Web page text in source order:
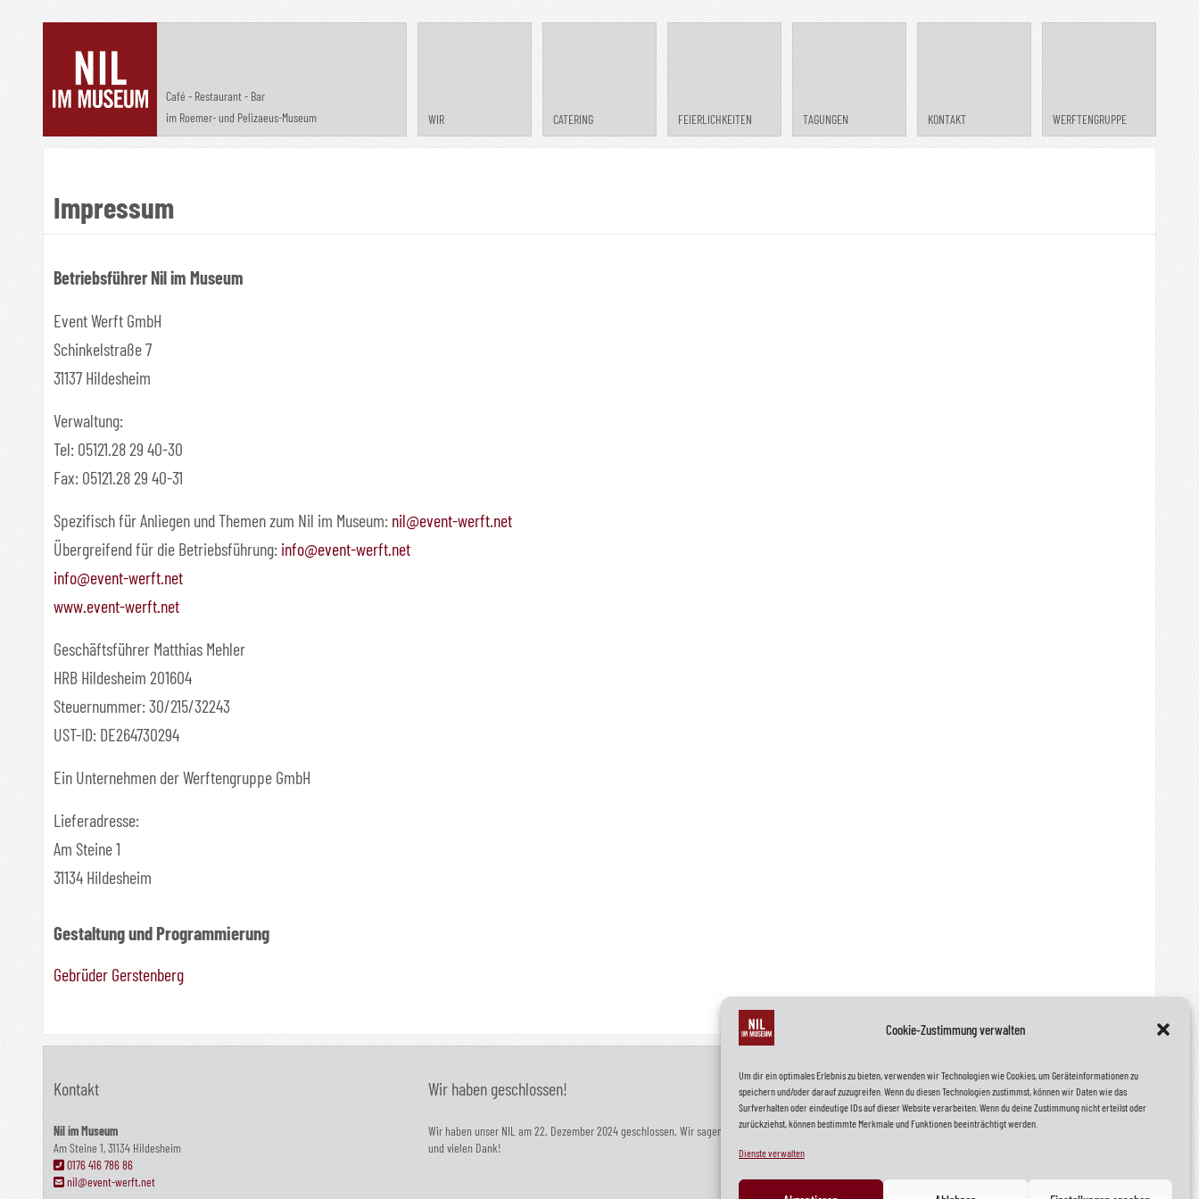
Cookie-Zustimmung verwalten
Um dir ein optimales Erlebnis zu bieten, verwenden wir Technologien wie Cookies, um Geräteinformationen zu
speichern und/oder darauf zuzugreifen. Wenn du diesen Technologien zustimmst, können wir Daten wie das
Surfverhalten oder eindeutige IDs auf dieser Website verarbeiten. Wenn du deine Zustimmung nicht erteilst oder
zurückziehst, können bestimmte Merkmale und Funktionen beeinträchtigt werden.
Dienste verwalten
Café - Restaurant - Bar
im Roemer- und Pelizaeus-Museum
WIR CATERING FEIERLICHKEITEN TAGUNGEN KONTAKT WERFTENGRUPPE
Impressum
Betriebsführer Nil im Museum
Event Werft GmbH
Schinkelstraße 7
31137 Hildesheim
Verwaltung:
Tel: 05121.28 29 40-30
Fax: 05121.28 29 40-31
Spezifisch für Anliegen und Themen zum Nil im Museum: nil@event-werft.net
Übergreifend für die Betriebsführung: info@event-werft.net
info@event-werft.net
www.event-werft.net
Geschäftsführer Matthias Mehler
HRB Hildesheim 201604
Steuernummer: 30/215/32243
UST-ID: DE264730294
Ein Unternehmen der Werftengruppe GmbH
Lieferadresse:
Am Steine 1
31134 Hildesheim
Gestaltung und Programmierung
Gebrüder Gerstenberg
Kontakt
Nil im Museum
Am Steine 1, 31134 Hildesheim
0176 416 786 86
nil@event-werft.net
Wir haben geschlossen!
Wir haben unser NIL am 22. Dezember 2024 geschlossen. Wir sagen Tschüss
und vielen Dank!
Mehr zu uns
Instagram
Jobs @Werftengruppe